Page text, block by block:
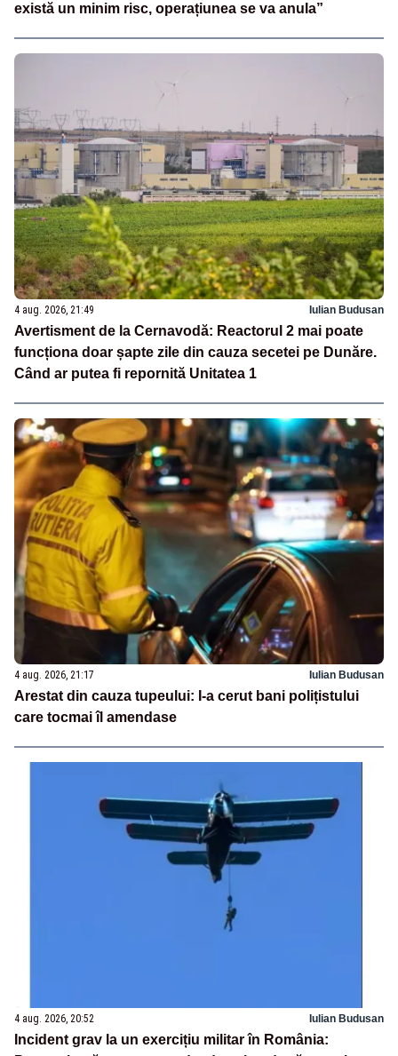
există un minim risc, operațiunea se va anula”
4 aug. 2026, 21:49 Iulian Budusan
Avertisment de la Cernavodă: Reactorul 2 mai poate
funcționa doar șapte zile din cauza secetei pe Dunăre.
Când ar putea fi repornită Unitatea 1
4 aug. 2026, 21:17 Iulian Budusan
Arestat din cauza tupeului: I-a cerut bani polițistului
care tocmai îl amendase
4 aug. 2026, 20:52 Iulian Budusan
Incident grav la un exercițiu militar în România: